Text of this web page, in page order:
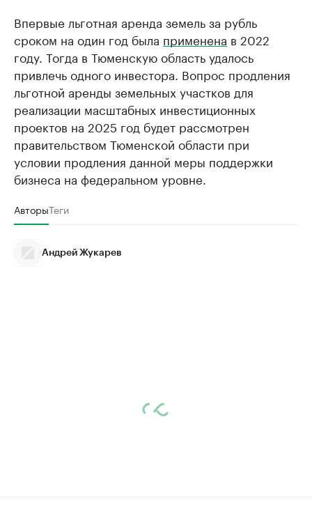
Впервые льготная аренда земель за рубль
сроком на один год была применена в 2022
году. Тогда в Тюменскую область удалось
привлечь одного инвестора. Вопрос продления
льготной аренды земельных участков для
реализации масштабных инвестиционных
проектов на 2025 год будет рассмотрен
правительством Тюменской области при
условии продления данной меры поддержки
бизнеса на федеральном уровне.
АвторыТеги
Андрей Жукарев